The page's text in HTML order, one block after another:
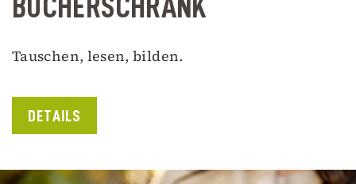
BÜCHERSCHRANK
Tauschen, lesen, bilden.
DETAILS